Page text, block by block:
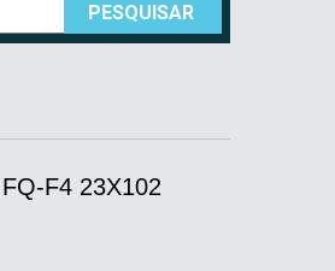
PESQUISAR
F4 23X102